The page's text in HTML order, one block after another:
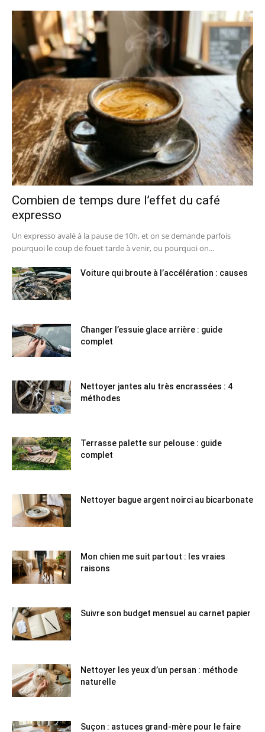
Combien de temps dure l’effet du café
expresso
Un expresso avalé à la pause de 10h, et on se demande parfois
pourquoi le coup de fouet tarde à venir, ou pourquoi on...
Voiture qui broute à l’accélération : causes
Changer l’essuie glace arrière : guide
complet
Nettoyer jantes alu très encrassées : 4
méthodes
Terrasse palette sur pelouse : guide
complet
Nettoyer bague argent noirci au bicarbonate
Mon chien me suit partout : les vraies
raisons
Suivre son budget mensuel au carnet papier
Nettoyer les yeux d’un persan : méthode
naturelle
Suçon : astuces grand-mère pour le faire